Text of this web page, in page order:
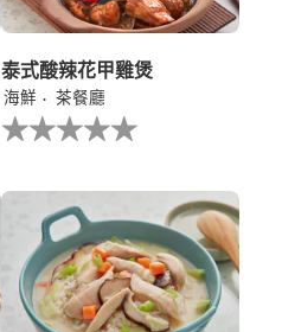
泰式酸辣花甲雞煲
海鮮
茶餐廳
没
有
recipe
交
评
级